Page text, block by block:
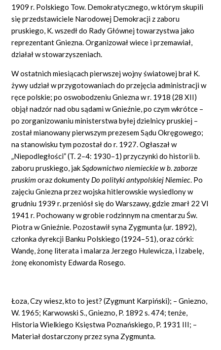
1909 r. Polskiego Tow. Demokratycznego, w którym skupili
się przedstawiciele Narodowej Demokracji z zaboru
pruskiego, K. wszedł do Rady Głównej towarzystwa jako
reprezentant Gniezna. Organizował wiece i przemawiał,
działał w stowarzyszeniach.
W ostatnich miesiącach pierwszej wojny światowej brał K.
żywy udział w przygotowaniach do przejęcia administracji w
ręce polskie; po oswobodzeniu Gniezna w r. 1918 (28 XII)
objął nadzór nad obu sądami w Gnieźnie, po czym wkrótce –
po zorganizowaniu ministerstwa byłej dzielnicy pruskiej –
został mianowany pierwszym prezesem Sądu Okręgowego;
na stanowisku tym pozostał do r. 1927. Ogłaszał w
„Niepodległości” (T. 2–4: 1930–1) przyczynki do historii b.
zaboru pruskiego, jakSądownictwo niemieckie w b. zaborze
pruskim oraz dokumenty Do polityki antypolskiej Niemiec. Po
zajęciu Gniezna przez wojska hitlerowskie wysiedlony w
grudniu 1939 r. przeniósł się do Warszawy, gdzie zmarł 22 VI
1941 r. Pochowany w grobie rodzinnym na cmentarzu Św.
Piotra w Gnieźnie. Pozostawił syna Zygmunta (ur. 1892),
członka dyrekcji Banku Polskiego (1924–51), oraz córki:
Wandę, żonę literata i malarza Jerzego Hulewicza, i Izabelę,
żonę ekonomisty Edwarda Rosego.
Łoza, Czy wiesz, kto to jest? (Zygmunt Karpiński); – Gniezno,
W. 1965; Karwowski S., Gniezno, P. 1892 s. 474; tenże,
Historia Wielkiego Księstwa Poznańskiego, P. 1931 III; –
Materiał dostarczony przez syna Zygmunta.